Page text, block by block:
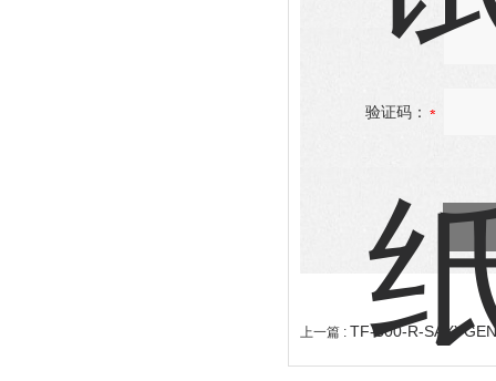
验证码：
上一篇 : TF-300-R-